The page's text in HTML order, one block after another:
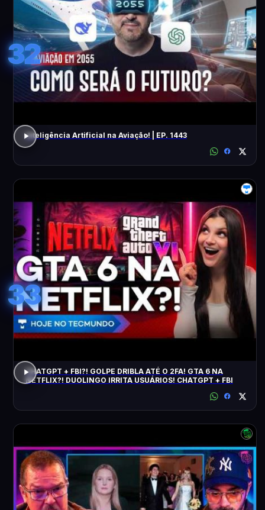
32
Inteligência Artificial na Aviação! | EP. 1443
33
CHATGPT + FBI?! GOLPE DRIBLA ATÉ O 2FA! GTA 6 NA
NETFLIX?! DUOLINGO IRRITA USUÁRIOS! CHATGPT + FBI